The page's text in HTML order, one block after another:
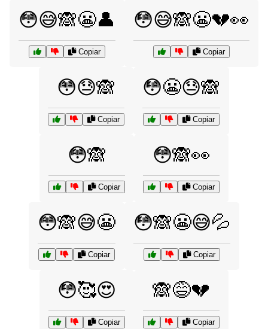
😳😅🙈😬👤
Copiar
😳😅🙈😬💔👀
Copiar
😳😓🙈
Copiar
😳😬😓🙈
Copiar
😳🙈
Copiar
😳🙈👀
Copiar
😳🙈😅😬
Copiar
😳🙈😬😅💦
Copiar
😳🥰😍
Copiar
🙈😅💔
Copiar